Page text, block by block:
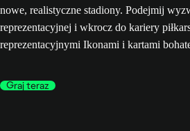
nowe, realistyczne stadiony. Podejmij
reprezentacyjnej i wkrocz do kariery
reprezentacyjnymi Ikonami i kartami
Graj teraz